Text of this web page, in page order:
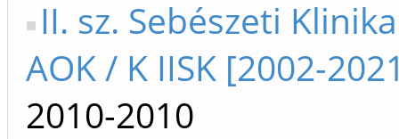
II. sz. Sebészeti
AOK / K IISK [2002-
2010-2010